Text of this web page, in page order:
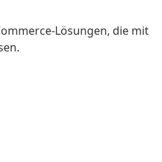
Lösungen, die mit